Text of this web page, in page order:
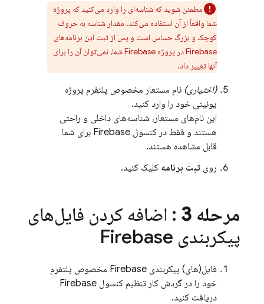
مطمئن شوید که شناسه‌ای را وارد می‌کنید که پروژه
شما واقعاً از آن استفاده می‌کند. مقدار شناسه به حروف
کوچک و بزرگ حساس است و پس از ثبت این برنامه‌های
Firebase در پروژه Firebase شما، نمی‌توان آن را برای
آنها تغییر داد.
(اختیاری) نام مستعار مخصوص پلتفرم پروژه
یونیتی خود را وارد کنید.
این نام‌های مستعار، شناسه‌های داخلی و راحتی
هستند و فقط در کنسول Firebase برای شما
قابل مشاهده هستند.
روی ثبت برنامه کلیک کنید.
مرحله 3
: اضافه کردن فایل‌های
پیکربندی Firebase
فایل(های) پیکربندی Firebase مخصوص پلتفرم
خود را در گردش کار تنظیم کنسول Firebase
دریافت کنید.